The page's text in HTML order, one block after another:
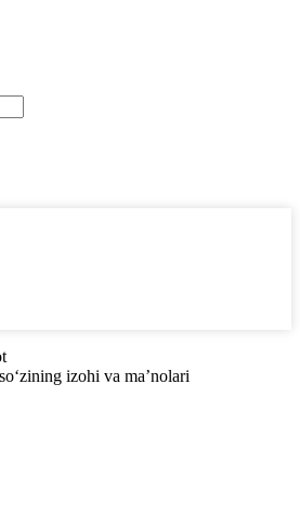
so‘zining izohi va ma’nolari